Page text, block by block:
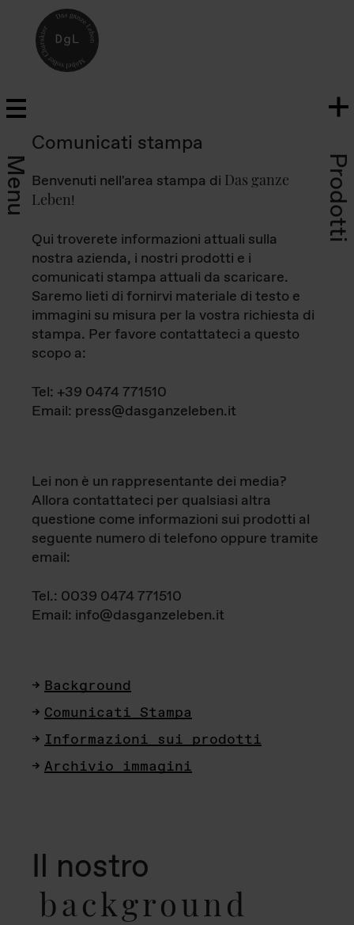
Menu Prodotti
Comunicati stampa
Benvenuti nell'area stampa di Das ganze
Leben!
Qui troverete informazioni attuali sulla
nostra azienda, i nostri prodotti e i
comunicati stampa attuali da scaricare.
Saremo lieti di fornirvi materiale di testo e
immagini su misura per la vostra richiesta di
stampa. Per favore contattateci a questo
scopo a:
Tel: +39 0474 771510
Email: press@dasganzeleben.it
Lei non è un rappresentante dei media?
Allora contattateci per qualsiasi altra
questione come informazioni sui prodotti al
seguente numero di telefono oppure tramite
email:
Tel.: 0039 0474 771510
Email: info@dasganzeleben.it
Background
Comunicati Stampa
Informazioni sui prodotti
Archivio immagini
Il nostro
background